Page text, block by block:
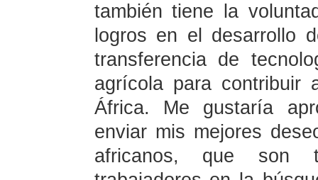
también tiene la
logros en el desarrollo
transferencia de
agrícola para contribuir
África. Me gustaría
enviar mis mejores
africanos, que son